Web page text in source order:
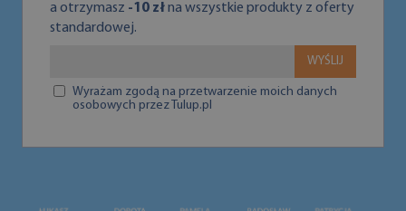
a otrzymasz -10 złna wszystkie produkty z oferty
standardowej.
WYŚLIJ
Wyrażam zgodą na przetwarzenie moich danych
osobowych przez Tulup.pl